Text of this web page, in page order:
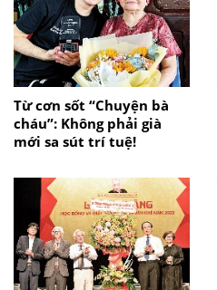
Từ cơn sốt “Chuyện bà
cháu”: Không phải già
mới sa sút trí tuệ!